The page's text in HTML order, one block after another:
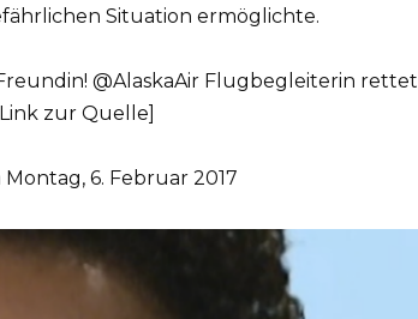
Situation ermöglichte.
@AlaskaAir Flugbegleiterin rettet
zur Quelle]
6. Februar 2017